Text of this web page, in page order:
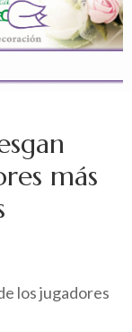
más
los jugadores